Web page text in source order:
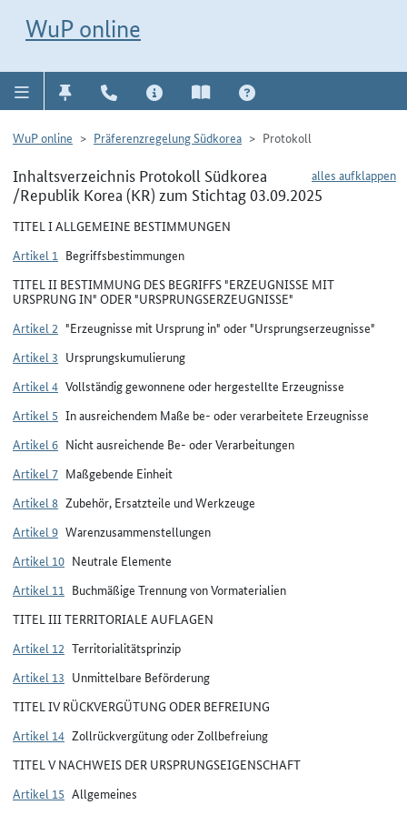
WuP online
WuP online Präferenzregelung Südkorea Protokoll
alles aufklappen
Inhaltsverzeichnis Protokoll Südkorea
/Republik Korea (KR) zum Stichtag 03.09.2025
TITEL I ALLGEMEINE BESTIMMUNGEN
Artikel 1 Begriffsbestimmungen
TITEL II BESTIMMUNG DES BEGRIFFS "ERZEUGNISSE MIT
URSPRUNG IN" ODER "URSPRUNGSERZEUGNISSE"
Artikel 2 "Erzeugnisse mit Ursprung in" oder "Ursprungserzeugnisse"
Artikel 3 Ursprungskumulierung
Artikel 4 Vollständig gewonnene oder hergestellte Erzeugnisse
Artikel 5 In ausreichendem Maße be- oder verarbeitete Erzeugnisse
Artikel 6 Nicht ausreichende Be- oder Verarbeitungen
Artikel 7 Maßgebende Einheit
Artikel 8 Zubehör, Ersatzteile und Werkzeuge
Artikel 9 Warenzusammenstellungen
Artikel 10 Neutrale Elemente
Artikel 11 Buchmäßige Trennung von Vormaterialien
TITEL III TERRITORIALE AUFLAGEN
Artikel 12 Territorialitätsprinzip
Artikel 13 Unmittelbare Beförderung
TITEL IV RÜCKVERGÜTUNG ODER BEFREIUNG
Artikel 14 Zollrückvergütung oder Zollbefreiung
TITEL V NACHWEIS DER URSPRUNGSEIGENSCHAFT
Artikel 15 Allgemeines